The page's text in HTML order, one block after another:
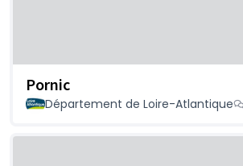
Pornic
Département de Loire-Atlantique